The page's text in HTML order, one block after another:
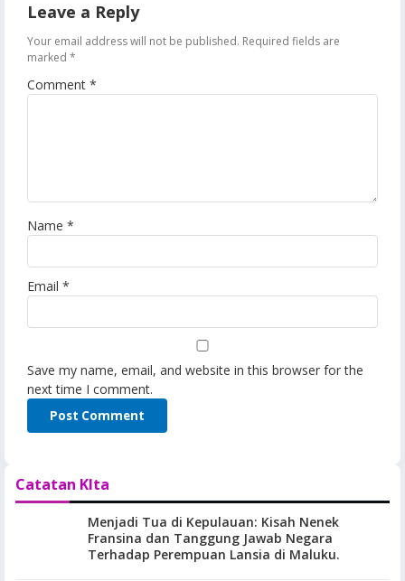
Leave a Reply
Your email address will not be published. Required fields are
marked *
Comment *
Name *
Email *
Save my name, email, and website in this browser for the
next time I comment.
Catatan KIta
Menjadi Tua di Kepulauan: Kisah Nenek
Fransina dan Tanggung Jawab Negara
Terhadap Perempuan Lansia di Maluku.